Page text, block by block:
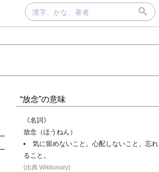
“放念”の意味
《名詞》
放念（ほうねん）
気に留めないこと。心配しないこと。忘れ
ること。
(出典:Wiktionary)